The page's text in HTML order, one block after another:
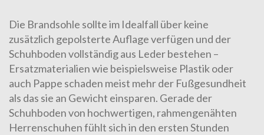
Die Brandsohle sollte im Idealfall über keine
zusätzlich gepolsterte Auflage verfügen und der
Schuhboden vollständig aus Leder bestehen –
Ersatzmaterialien wie beispielsweise Plastik oder
auch Pappe schaden meist mehr der Fußgesundheit
als das sie an Gewicht einsparen. Gerade der
Schuhboden von hochwertigen, rahmengenähten
Herrenschuhen fühlt sich in den ersten Stunden